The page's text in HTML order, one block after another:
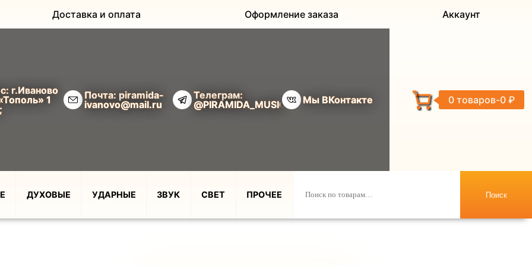
Доставка и оплата Оформление заказа Аккаунт
г.Иваново
1
Почта: piramida-
ivanovo@mail.ru
Телеграм:
@PIRAMIDA_MUSIC
Мы ВКонтакте 0 товаров 0 ₽
ДУХОВЫЕ УДАРНЫЕ ЗВУК СВЕТ ПРОЧЕЕ Поиск